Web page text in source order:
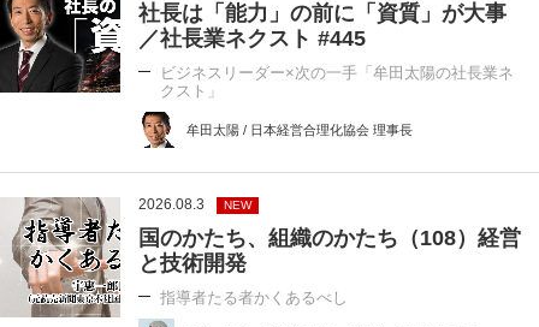
社長は「能力」の前に「資質」が大事
／社長業ネクスト #445
ビジネスリーダー×次の一手「牟田太陽の社長業ネ
クスト」
牟田太陽 / 日本経営合理化協会 理事長
2026.08.3 NEW
国のかたち、組織のかたち（108）経営
と技術開発
指導者たる者かくあるべし